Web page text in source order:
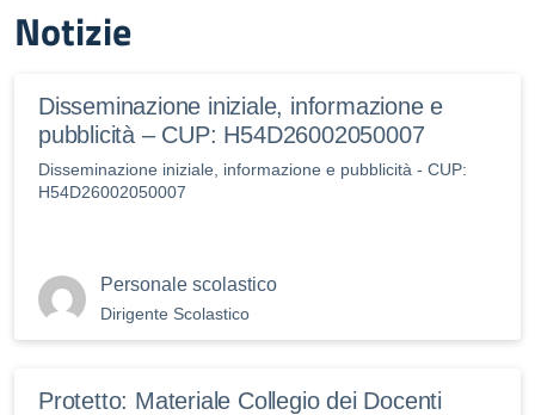
Notizie
Disseminazione iniziale, informazione e
pubblicità – CUP: H54D26002050007
Disseminazione iniziale, informazione e pubblicità - CUP:
H54D26002050007
Personale scolastico
Dirigente Scolastico
Protetto: Materiale Collegio dei Docenti